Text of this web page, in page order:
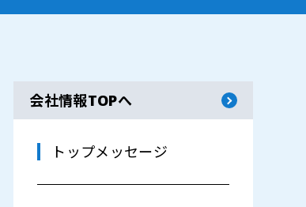
会社情報TOPへ
トップメッセージ